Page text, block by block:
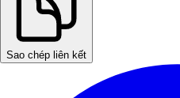
Sao chép liên kết